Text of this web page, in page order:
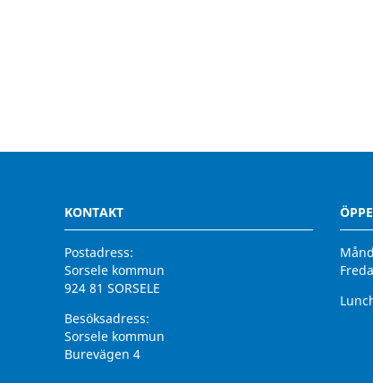
KONTAKT
Postadress:
Sorsele kommun
924 81 SORSELE
Besöksadress:
Sorsele kommun
Burevägen 4